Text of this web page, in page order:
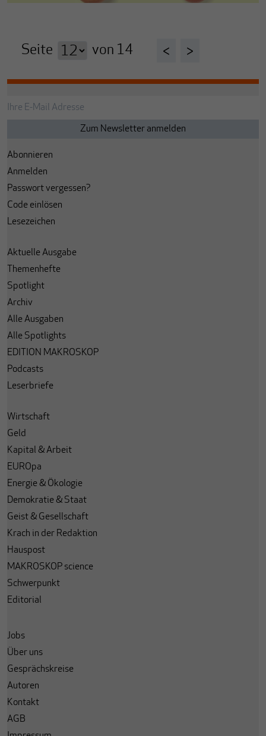
Seite von 14 < >
Abonnieren
Anmelden
Passwort vergessen?
Code einlösen
Lesezeichen
Aktuelle Ausgabe
Themenhefte
Spotlight
Archiv
Alle Ausgaben
Alle Spotlights
EDITION MAKROSKOP
Podcasts
Leserbriefe
Wirtschaft
Geld
Kapital & Arbeit
EUROpa
Energie & Ökologie
Demokratie & Staat
Geist & Gesellschaft
Krach in der Redaktion
Hauspost
MAKROSKOP science
Schwerpunkt
Editorial
Jobs
Über uns
Gesprächskreise
Autoren
Kontakt
AGB